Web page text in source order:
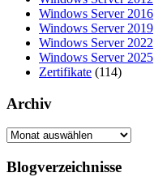
Windows Server 2016
Windows Server 2019
Windows Server 2022
Windows Server 2025
Zertifikate (114)
Archiv
Archiv
Blogverzeichnisse